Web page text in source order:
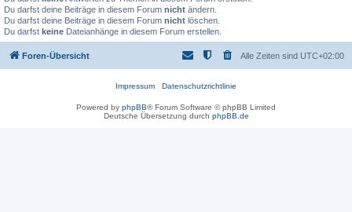
Du darfst deine Beiträge in diesem Forum nicht ändern.
Du darfst deine Beiträge in diesem Forum nicht löschen.
Du darfst keine Dateianhänge in diesem Forum erstellen.
Foren-Übersicht Alle Zeiten sind UTC+02:00
Impressum Datenschutzrichtlinie
Powered by phpBB® Forum Software © phpBB Limited
Deutsche Übersetzung durch phpBB.de